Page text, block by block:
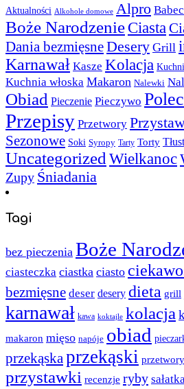
Aktualności Alkohole domowe Alpro
Boże NarodzenieCiasta
Dania bezmięsneDesery Grill
Karnawał Kasze Kolacja
Kuchnia włoska Makaron Nalewki
Obiad Pieczenie Pieczywo
Przepisy Przetwory
Sezonowe Soki Syropy Tarty Torty
UncategorizedWielkanoc
Zupy Śniadania
Tagi
bez pieczenia Boże
ciasteczka ciastka ciasto
bezmięsne deser desery dieta grill
karnawał kawa koktajle kolacja
makaron mięso napóje obiad
przekąskaprzekąski przetwory
przystawki recenzje ryby